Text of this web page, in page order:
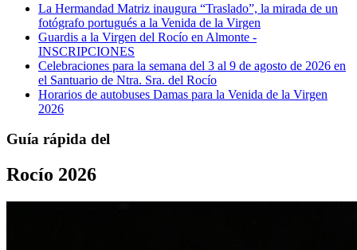
La Hermandad Matriz inaugura “Traslado”, la mirada de un
fotógrafo portugués a la Venida de la Virgen
Guardis a la Virgen del Rocío en Almonte -
INSCRIPCIONES
Celebraciones para la semana del 3 al 9 de agosto de 2026 en
el Santuario de Ntra. Sra. del Rocío
Horarios de autobuses Damas para la Venida de la Virgen
2026
Guía rápida del
Rocío 2026